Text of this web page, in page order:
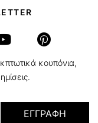
κουπόνια,
ΕΓΓΡΑΦΗ